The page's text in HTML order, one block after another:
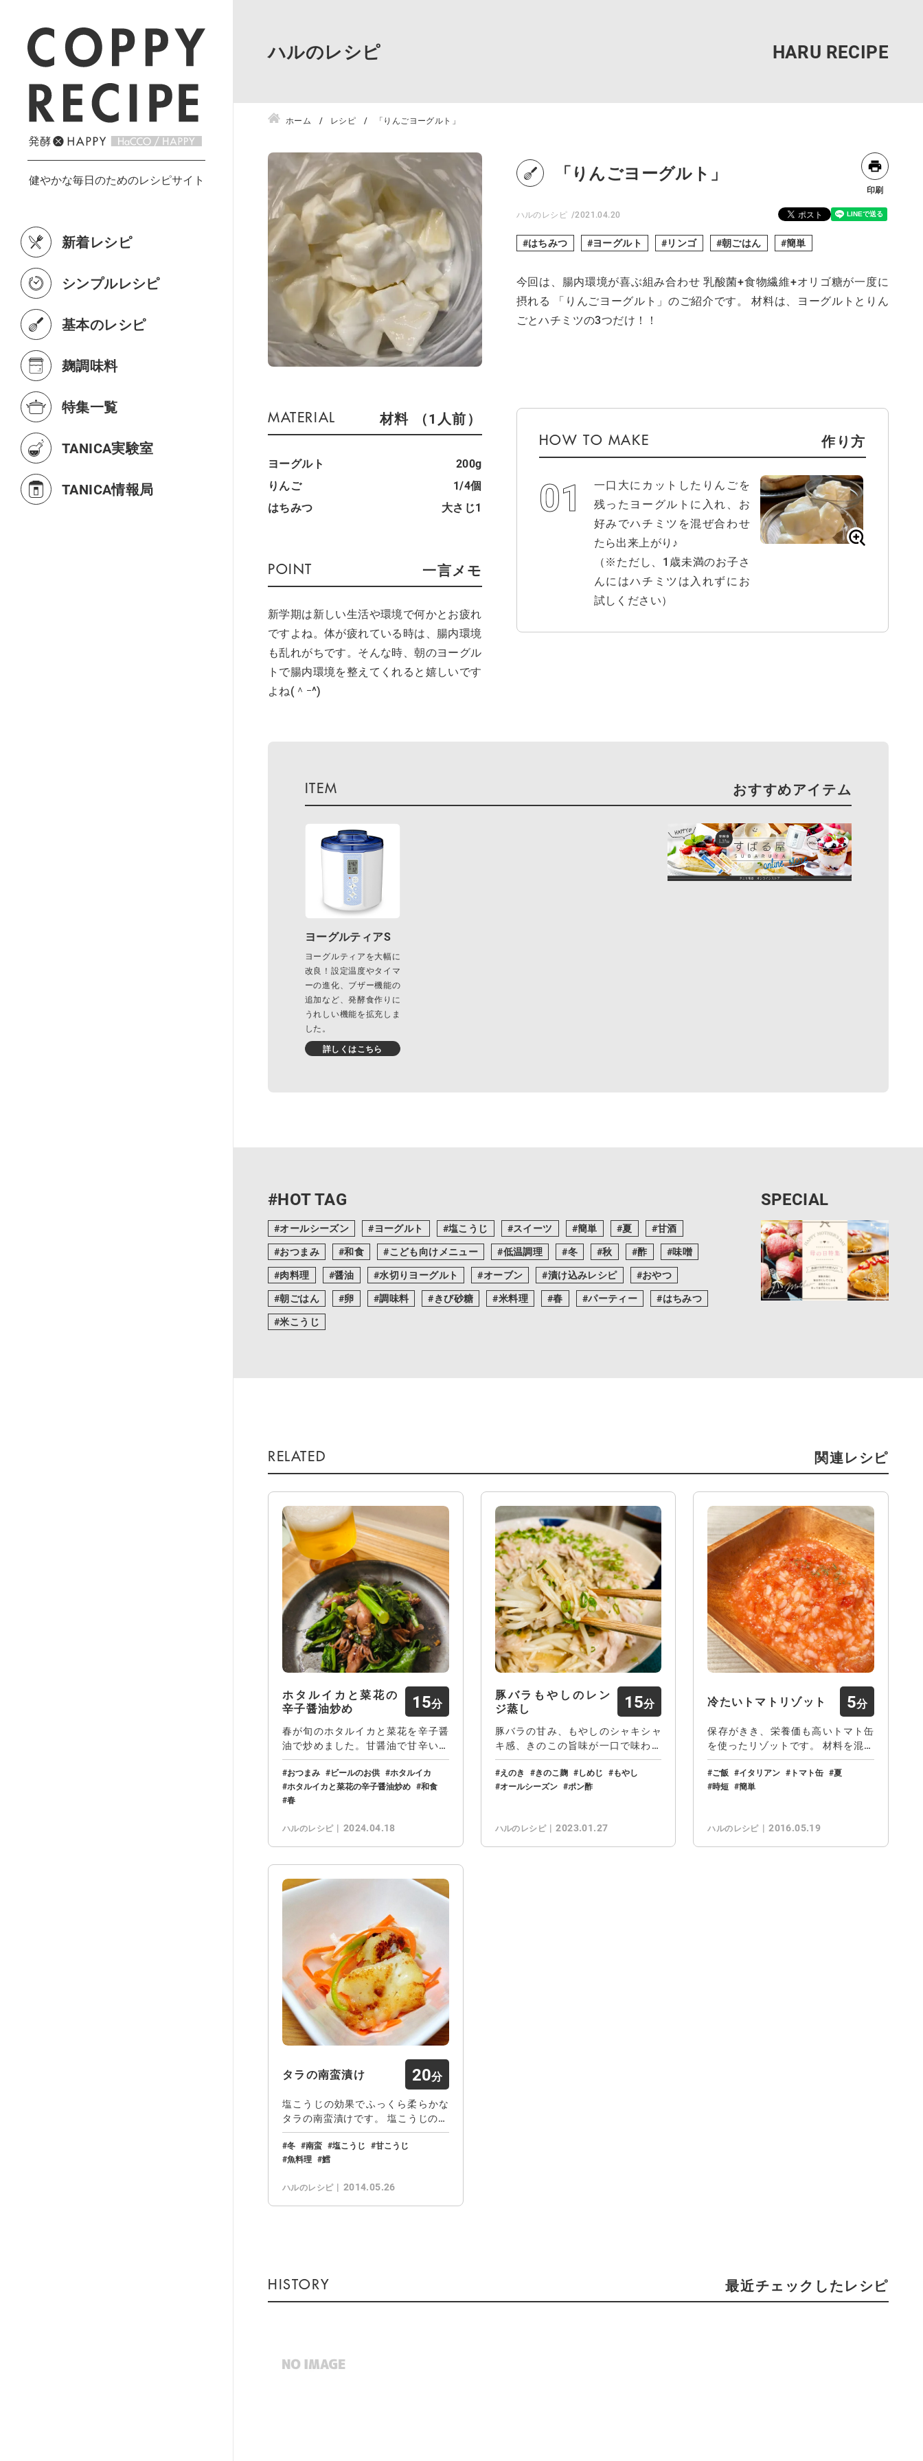
新着レシピ
シンプルレシピ
基本のレシピ
麹調味料
特集一覧
TANICA実験室
TANICA情報局
ハルのレシピ
ホーム レシピ 「りんごヨーグルト」
「りんごヨーグルト」
印刷
ハルのレシピ 2021.04.20
はちみつ ヨーグルト リンゴ 朝ごはん 簡単
今回は、腸内環境が喜ぶ組み合わせ 乳酸菌+食物繊維+オリゴ糖が一度に
摂れる 「りんごヨーグルト」のご紹介です。 材料は、ヨーグルトとりん
ごとハチミツの3つだけ！！
材料 （1人前）
ヨーグルト
200g
りんご
1/4個
はちみつ
大さじ1
一言メモ
新学期は新しい生活や環境で何かとお疲れ
ですよね。体が疲れている時は、腸内環境
も乱れがちです。そんな時、朝のヨーグル
トで腸内環境を整えてくれると嬉しいです
よね(＾ｰ^)
作り方
一口大にカットしたりんごを
残ったヨーグルトに入れ、お
好みでハチミツを混ぜ合わせ
たら出来上がり♪
（※ただし、1歳未満のお子さ
んにはハチミツは入れずにお
試しください）
おすすめアイテム
ヨーグルティアS
ヨーグルティアを大幅に
改良！設定温度やタイマ
ーの進化、ブザー機能の
追加など、発酵食作りに
うれしい機能を拡充しま
した。
詳しくはこちら
#HOT TAG
オールシーズン ヨーグルト 塩こうじ スイーツ 簡単 夏
甘酒
おつまみ
和食 こども向けメニュー 低温調理 冬 秋 酢
味噌
肉料理
醤油 水切りヨーグルト オーブン 漬け込みレシピ
おやつ
朝ごはん
卵 調味料 きび砂糖 米料理 春 パーティー
はちみつ
米こうじ
SPECIAL
関連レシピ
ホタルイカと菜花の
辛子醤油炒め
15
春が旬のホタルイカと菜花を辛子醤
油で炒めました。甘醤油で甘辛い味
付けにしましたが…
おつまみ ビールのお供
ホタルイカ
ホタルイカと菜花の辛子醤油炒め
和食
春
ハルのレシピ 2024.04.18
豚バラもやしのレン
ジ蒸し
15
豚バラの甘み、もやしのシャキシャ
キ感、きのこの旨味が一口で味わえ
る大満足の一品☆…
えのき きのこ麹 しめじ
もやし
オールシーズン
ポン酢
ハルのレシピ 2023.01.27
冷たいトマトリゾット 5
保存がきき、栄養価も高いトマト缶
を使ったリゾットです。 材料を混ぜ
合わせるだけ…
ご飯 イタリアン トマト缶
夏
時短
簡単
ハルのレシピ 2016.05.19
タラの南蛮漬け 20
塩こうじの効果でふっくら柔らかな
タラの南蛮漬けです。 塩こうじのほ
んのりとした…
冬 南蛮 塩こうじ
甘こうじ
魚料理
鱈
ハルのレシピ 2014.05.26
最近チェックしたレシピ